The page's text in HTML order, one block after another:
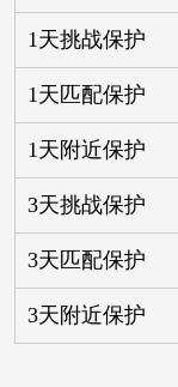
1天挑战保护
1天匹配保护
1天附近保护
3天挑战保护
3天匹配保护
3天附近保护